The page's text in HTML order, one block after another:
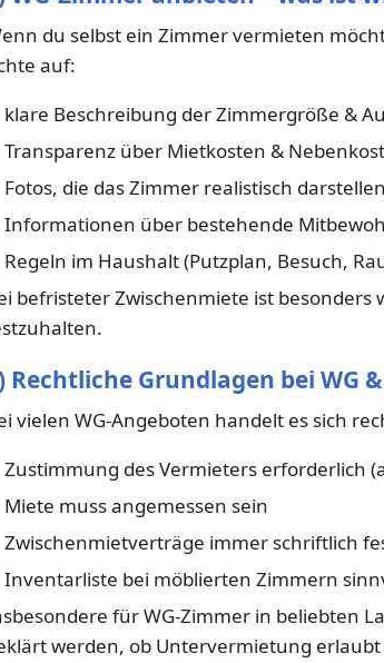
du selbst ein Zimmer vermieten
auf:
klare Beschreibung der Zimmergröße &
Transparenz über Mietkosten &
Fotos, die das Zimmer realistisch darstellen
Informationen über bestehende
Regeln im Haushalt (Putzplan, Besuch,
befristeter Zwischenmiete ist
Rechtliche Grundlagen bei WG
vielen WG-Angeboten handelt es sich
Zustimmung des Vermieters erforderlich
Miete muss angemessen sein
Zwischenmietverträge immer schriftlich
Inventarliste bei möblierten Zimmern
für WG-Zimmer in beliebten
werden, ob Untervermietung erlaubt